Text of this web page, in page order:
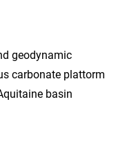
geodynamic
carbonate plattorm
basin